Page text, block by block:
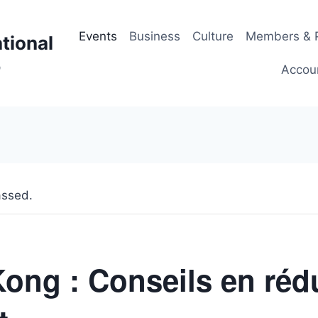
Events Business Culture Members &
: Conseils en